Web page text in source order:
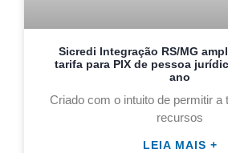
Sicredi Integração RS/MG
tarifa para PIX de pessoa
ano
Criado com o intuito de permitir a
recursos
LEIA MAIS +